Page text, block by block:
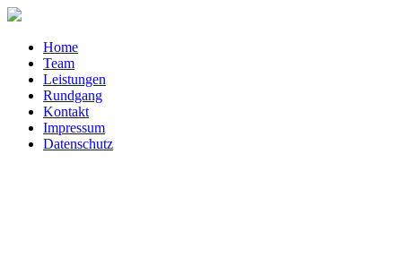
Home
Team
Leistungen
Rundgang
Kontakt
Impressum
Datenschutz